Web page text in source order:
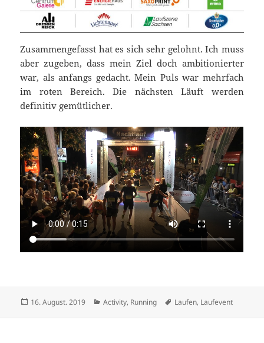
Zusammengefasst hat es sich sehr gelohnt. Ich muss
aber zugeben, dass mein Ziel doch ambitionierter
war, als anfangs gedacht. Mein Puls war mehrfach
im roten Bereich. Die nächsten Läuft werden
definitiv gemütlicher.
Veröffentlicht
16. August. 2019 Kategorien
Activity, Running Schlagwörter
Laufen, Laufevent